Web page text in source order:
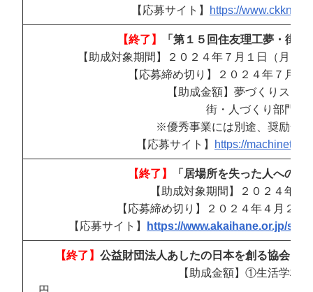
【応募サイト】
https://
【終了】
「第１５回住友理工夢・街
【助成対象期間】２０２４年７月１日（月）
【応募締め切り】２０２４年７月
【助成金額】夢づくりスタ
街・人づくり部門
※優秀事業には別途、奨励金
【応募サイト】
https://
【終了】
「居場所を失った人への
【助成対象期間】２０２４年
【応募締め切り】２０２４年４月２
【応募サイト】
https://www.akaihane.or.jp/
【終了】 公益財団法人あしたの日本を創る協会
【助成金額】①生活学校